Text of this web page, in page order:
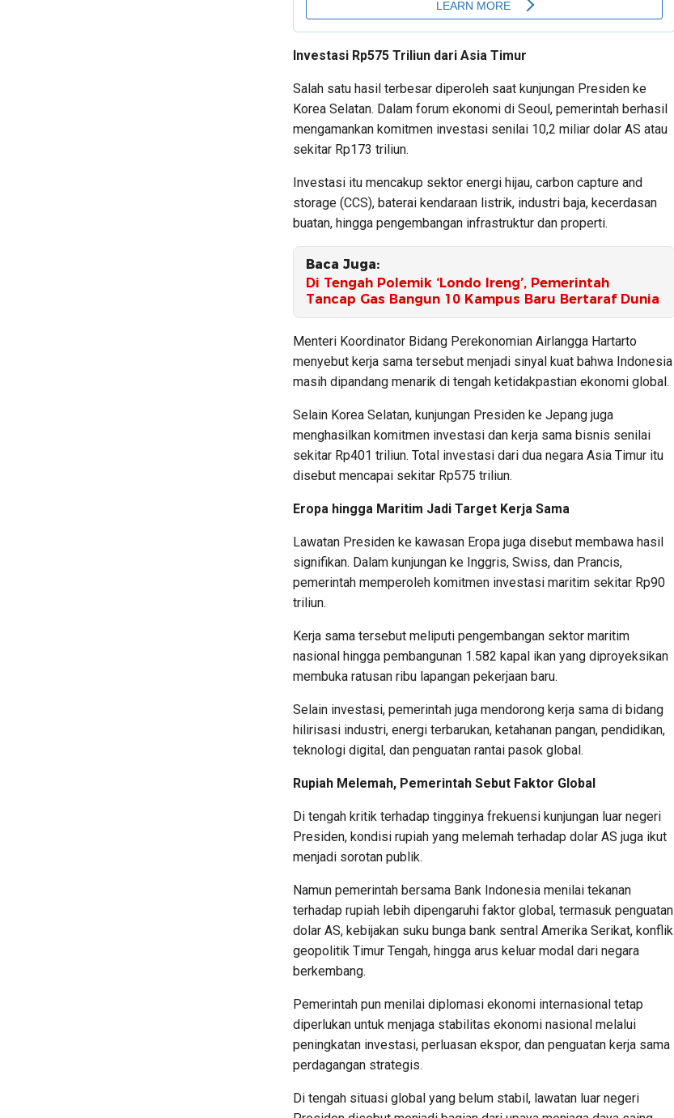
Investasi Rp575 Triliun dari Asia Timur
Salah satu hasil terbesar diperoleh saat kunjungan Presiden ke
Korea Selatan. Dalam forum ekonomi di Seoul, pemerintah berhasil
mengamankan komitmen investasi senilai 10,2 miliar dolar AS atau
sekitar Rp173 triliun.
Investasi itu mencakup sektor energi hijau, carbon capture and
storage (CCS), baterai kendaraan listrik, industri baja, kecerdasan
buatan, hingga pengembangan infrastruktur dan properti.
Baca Juga:
Di Tengah Polemik ‘Londo Ireng’, Pemerintah
Tancap Gas Bangun 10 Kampus Baru Bertaraf Dunia
Menteri Koordinator Bidang Perekonomian Airlangga Hartarto
menyebut kerja sama tersebut menjadi sinyal kuat bahwa Indonesia
masih dipandang menarik di tengah ketidakpastian ekonomi global.
Selain Korea Selatan, kunjungan Presiden ke Jepang juga
menghasilkan komitmen investasi dan kerja sama bisnis senilai
sekitar Rp401 triliun. Total investasi dari dua negara Asia Timur itu
disebut mencapai sekitar Rp575 triliun.
Eropa hingga Maritim Jadi Target Kerja Sama
Lawatan Presiden ke kawasan Eropa juga disebut membawa hasil
signifikan. Dalam kunjungan ke Inggris, Swiss, dan Prancis,
pemerintah memperoleh komitmen investasi maritim sekitar Rp90
triliun.
Kerja sama tersebut meliputi pengembangan sektor maritim
nasional hingga pembangunan 1.582 kapal ikan yang diproyeksikan
membuka ratusan ribu lapangan pekerjaan baru.
Selain investasi, pemerintah juga mendorong kerja sama di bidang
hilirisasi industri, energi terbarukan, ketahanan pangan, pendidikan,
teknologi digital, dan penguatan rantai pasok global.
Rupiah Melemah, Pemerintah Sebut Faktor Global
Di tengah kritik terhadap tingginya frekuensi kunjungan luar negeri
Presiden, kondisi rupiah yang melemah terhadap dolar AS juga ikut
menjadi sorotan publik.
Namun pemerintah bersama Bank Indonesia menilai tekanan
terhadap rupiah lebih dipengaruhi faktor global, termasuk penguatan
dolar AS, kebijakan suku bunga bank sentral Amerika Serikat, konflik
geopolitik Timur Tengah, hingga arus keluar modal dari negara
berkembang.
Pemerintah pun menilai diplomasi ekonomi internasional tetap
diperlukan untuk menjaga stabilitas ekonomi nasional melalui
peningkatan investasi, perluasan ekspor, dan penguatan kerja sama
perdagangan strategis.
Di tengah situasi global yang belum stabil, lawatan luar negeri